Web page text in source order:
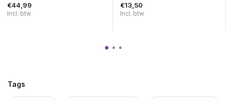
€44,99
Incl. btw
€13,50
Incl. btw
Tags